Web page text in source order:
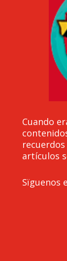
Cuando
artículos
Sïguenos